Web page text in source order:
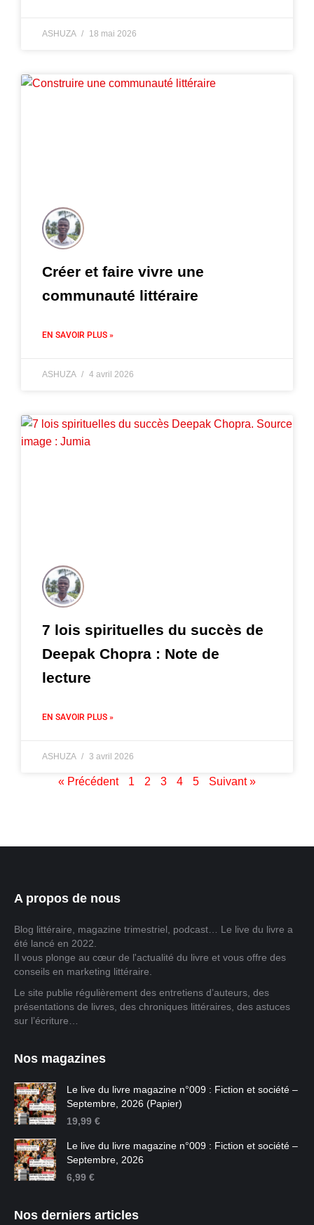
ASHUZA 18 mai 2026
Créer et faire vivre une
communauté littéraire
EN SAVOIR PLUS »
ASHUZA 4 avril 2026
7 lois spirituelles du succès de
Deepak Chopra : Note de
lecture
EN SAVOIR PLUS »
ASHUZA 3 avril 2026
« Précédent 1 2 3 4 5 Suivant »
A propos de nous
Blog littéraire, magazine trimestriel, podcast… Le live du livre a
été lancé en 2022.
Il vous plonge au cœur de l'actualité du livre et vous offre des
conseils en marketing littéraire.
Le site publie régulièrement des entretiens d’auteurs, des
présentations de livres, des chroniques littéraires, des astuces
sur l’écriture…
Nos magazines
Le live du livre magazine n°009 : Fiction et société –
Septembre, 2026 (Papier)
19,99 €
Le live du livre magazine n°009 : Fiction et société –
Septembre, 2026
6,99 €
Nos derniers articles